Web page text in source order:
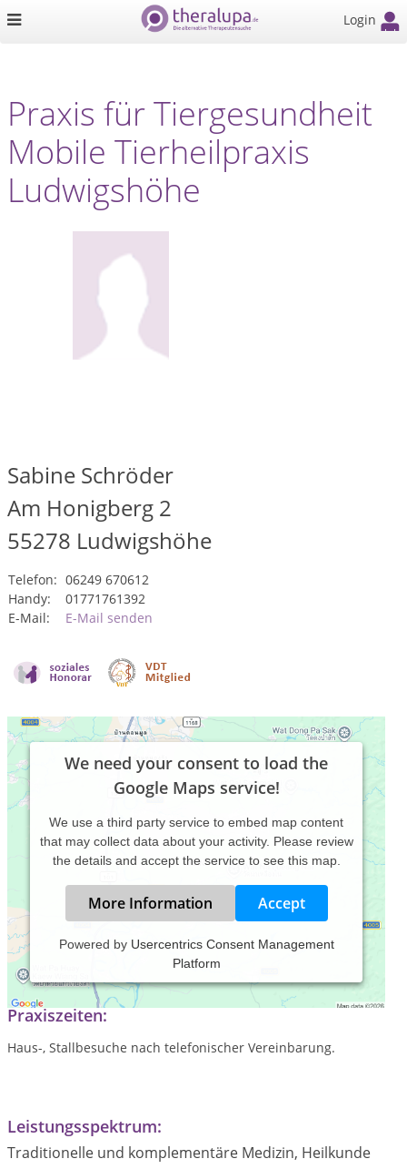
Login
Praxis für Tiergesundheit
Mobile Tierheilpraxis
Ludwigshöhe
Sabine Schröder
Am Honigberg 2
55278 Ludwigshöhe
Telefon: 06249 670612
Handy:
01771761392
E-Mail:
E-Mail senden
We need your consent to load the
Google Maps service!
We use a third party service to embed map content
that may collect data about your activity. Please review
the details and accept the service to see this map.
More Information Accept
Powered by Usercentrics Consent Management
Platform
VDT- zeritfizierte Tierheilpraktikerin.
Praxiszeiten:
Haus-, Stallbesuche nach telefonischer Vereinbarung.
Leistungsspektrum:
Traditionelle und komplementäre Medizin, Heilkunde